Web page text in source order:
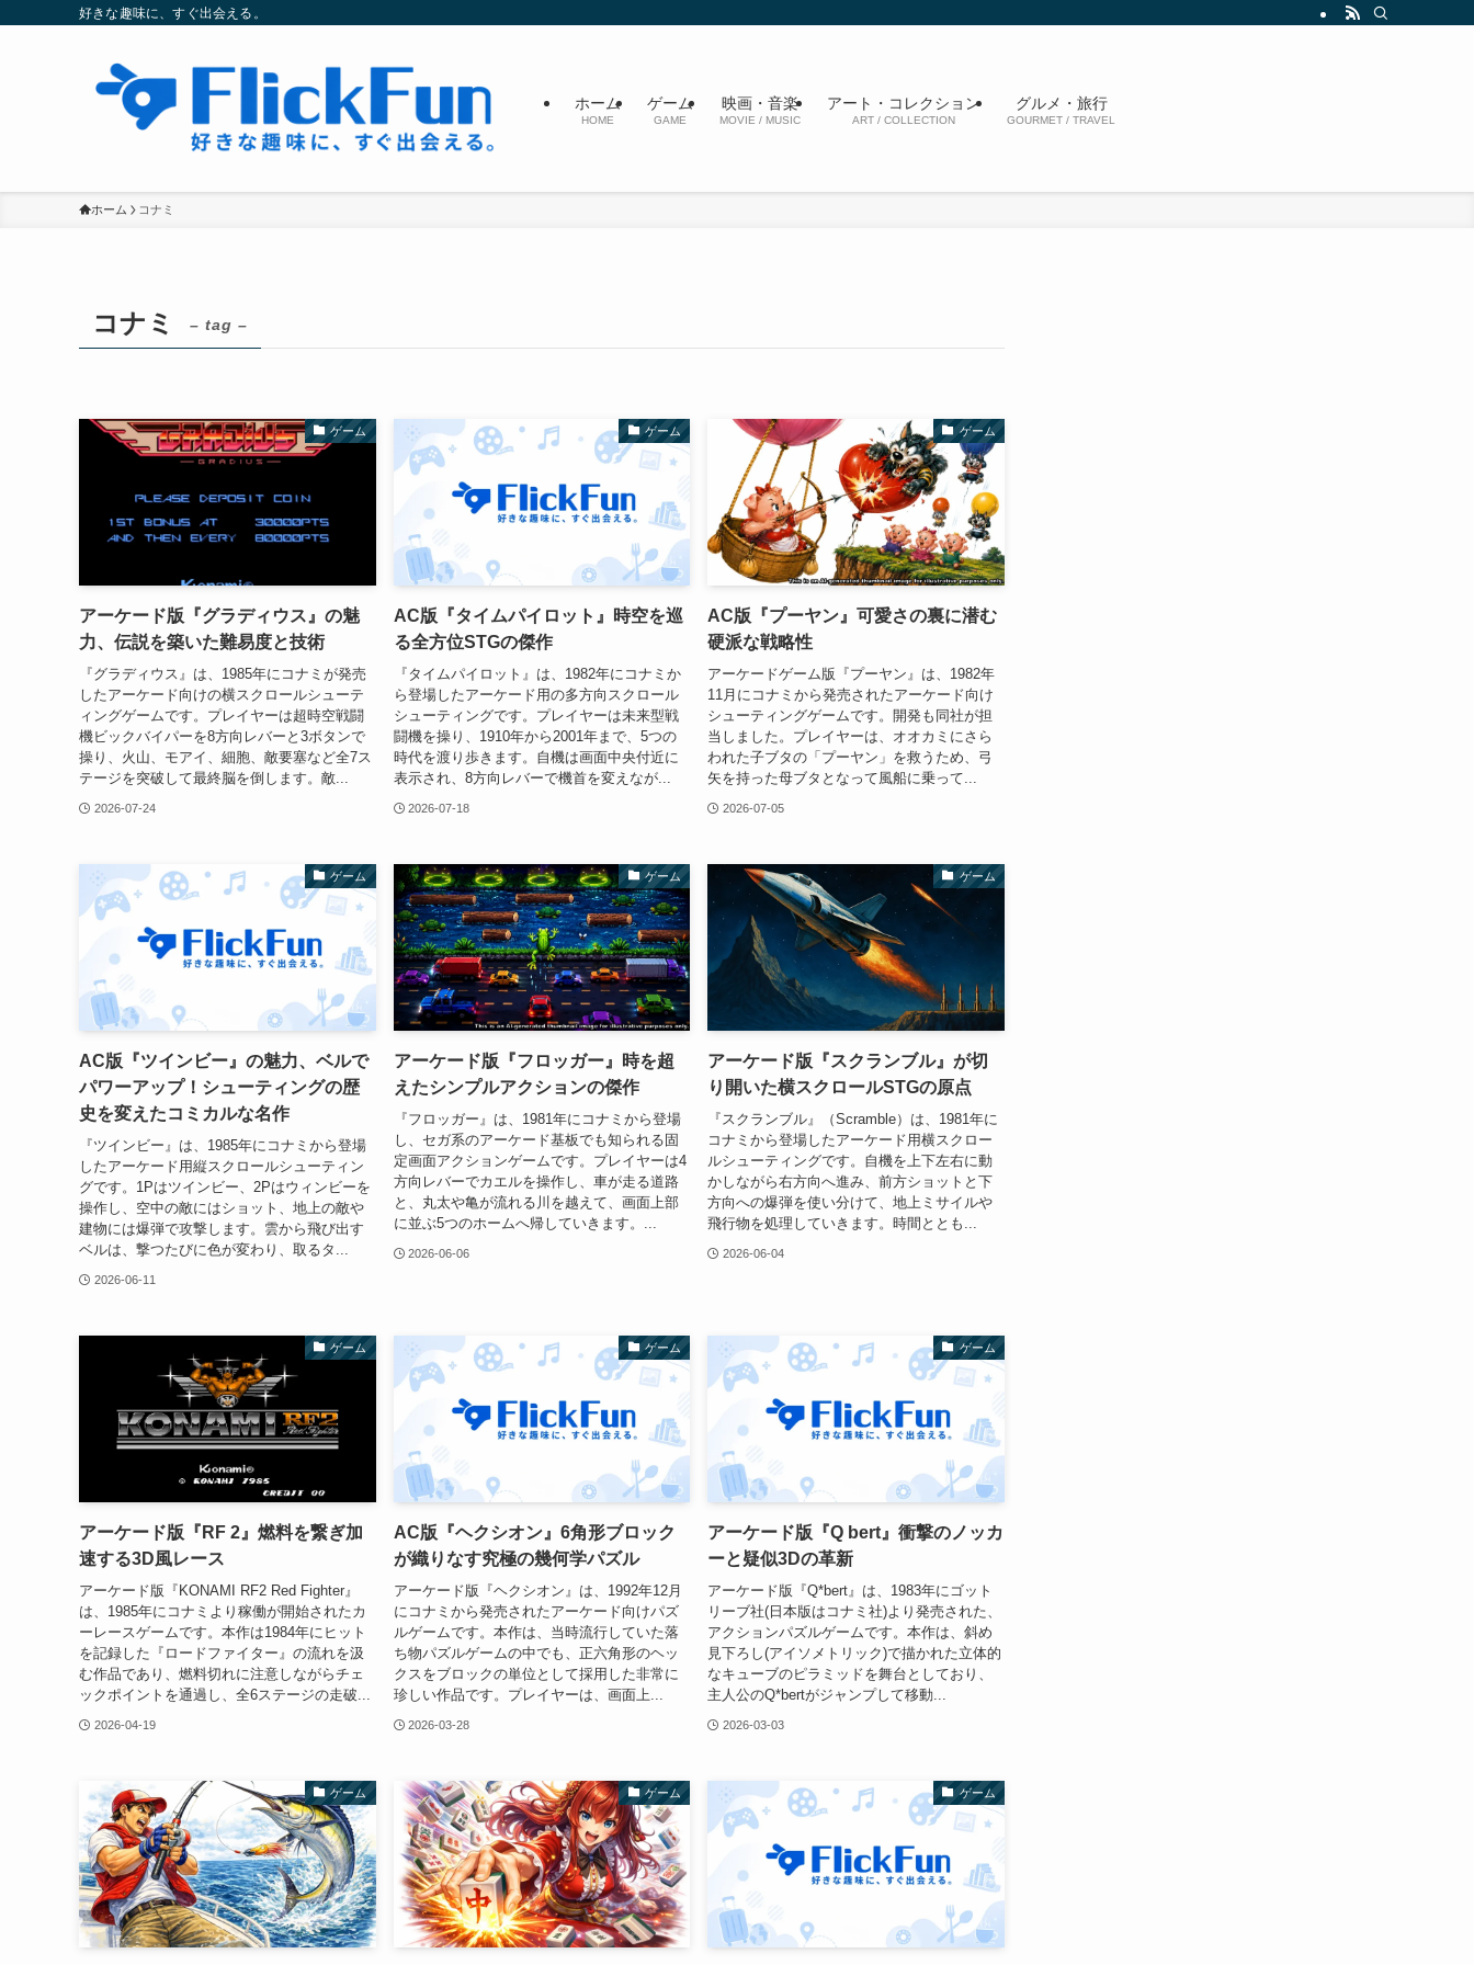
好きな趣味に、すぐ出会える。
ホーム
HOME
ゲーム
GAME
映画・音楽
MOVIE / MUSIC
アート・コレクション
ART / COLLECTION
グルメ・旅行
GOURMET / TRAVEL
ホーム コナミ
コナミ – tag –
ゲーム
アーケード版『グラディウス』の魅
力、伝説を築いた難易度と技術
『グラディウス』は、1985年にコナミが発売
したアーケード向けの横スクロールシューテ
ィングゲームです。プレイヤーは超時空戦闘
機ビックバイパーを8方向レバーと3ボタンで
操り、火山、モアイ、細胞、敵要塞など全7ス
テージを突破して最終脳を倒します。敵...
2026-07-24
ゲーム
AC版『タイムパイロット』時空を巡
る全方位STGの傑作
『タイムパイロット』は、1982年にコナミか
ら登場したアーケード用の多方向スクロール
シューティングです。プレイヤーは未来型戦
闘機を操り、1910年から2001年まで、5つの
時代を渡り歩きます。自機は画面中央付近に
表示され、8方向レバーで機首を変えなが...
2026-07-18
ゲーム
AC版『プーヤン』可愛さの裏に潜む
硬派な戦略性
アーケードゲーム版『プーヤン』は、1982年
11月にコナミから発売されたアーケード向け
シューティングゲームです。開発も同社が担
当しました。プレイヤーは、オオカミにさら
われた子ブタの「プーヤン」を救うため、弓
矢を持った母ブタとなって風船に乗って...
2026-07-05
ゲーム
AC版『ツインビー』の魅力、ベルで
パワーアップ！シューティングの歴
史を変えたコミカルな名作
『ツインビー』は、1985年にコナミから登場
したアーケード用縦スクロールシューティン
グです。1Pはツインビー、2Pはウィンビーを
操作し、空中の敵にはショット、地上の敵や
建物には爆弾で攻撃します。雲から飛び出す
ベルは、撃つたびに色が変わり、取るタ...
2026-06-11
ゲーム
アーケード版『フロッガー』時を超
えたシンプルアクションの傑作
『フロッガー』は、1981年にコナミから登場
し、セガ系のアーケード基板でも知られる固
定画面アクションゲームです。プレイヤーは4
方向レバーでカエルを操作し、車が走る道路
と、丸太や亀が流れる川を越えて、画面上部
に並ぶ5つのホームへ帰していきます。...
2026-06-06
ゲーム
アーケード版『スクランブル』が切
り開いた横スクロールSTGの原点
『スクランブル』（Scramble）は、1981年に
コナミから登場したアーケード用横スクロー
ルシューティングです。自機を上下左右に動
かしながら右方向へ進み、前方ショットと下
方向への爆弾を使い分けて、地上ミサイルや
飛行物を処理していきます。時間ととも...
2026-06-04
ゲーム
アーケード版『RF 2』燃料を繋ぎ加
速する3D風レース
アーケード版『KONAMI RF2 Red Fighter』
は、1985年にコナミより稼働が開始されたカ
ーレースゲームです。本作は1984年にヒット
を記録した『ロードファイター』の流れを汲
む作品であり、燃料切れに注意しながらチェ
ックポイントを通過し、全6ステージの走破...
2026-04-19
ゲーム
AC版『ヘクシオン』6角形ブロック
が織りなす究極の幾何学パズル
アーケード版『ヘクシオン』は、1992年12月
にコナミから発売されたアーケード向けパズ
ルゲームです。本作は、当時流行していた落
ち物パズルゲームの中でも、正六角形のヘッ
クスをブロックの単位として採用した非常に
珍しい作品です。プレイヤーは、画面上...
2026-03-28
ゲーム
アーケード版『Q bert』衝撃のノッカ
ーと疑似3Dの革新
アーケード版『Q*bert』は、1983年にゴット
リーブ社(日本版はコナミ社)より発売された、
アクションパズルゲームです。本作は、斜め
見下ろし(アイソメトリック)で描かれた立体的
なキューブのピラミッドを舞台としており、
主人公のQ*bertがジャンプして移動...
2026-03-03
ゲーム ゲーム ゲーム